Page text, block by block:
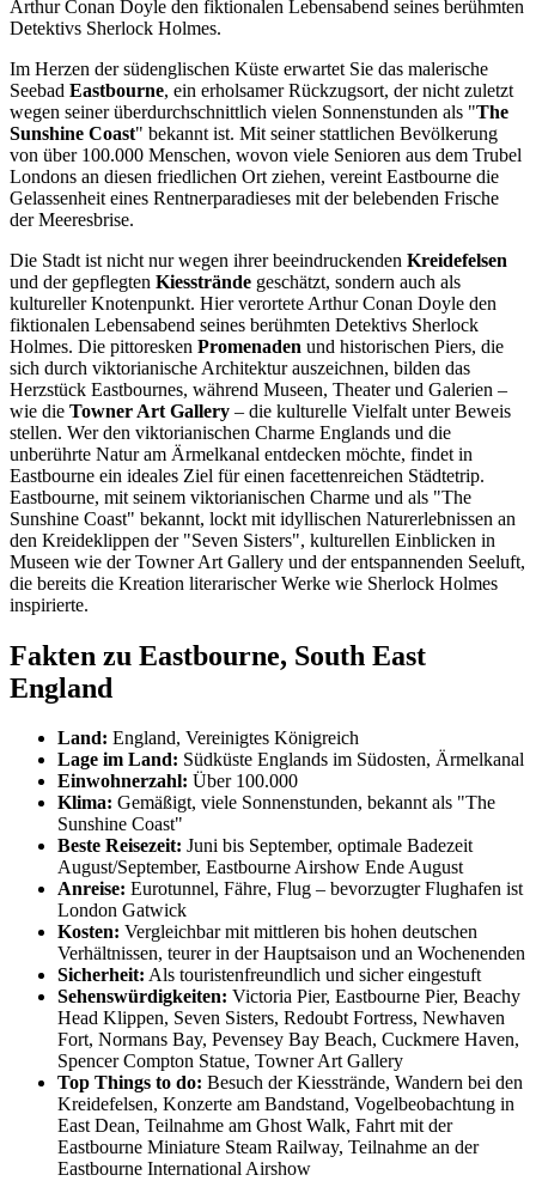
Arthur Conan Doyle den fiktionalen Lebensabend seines berühmten
Detektivs Sherlock Holmes.
Im Herzen der südenglischen Küste erwartet Sie das malerische
Seebad Eastbourne, ein erholsamer Rückzugsort, der nicht zuletzt
wegen seiner überdurchschnittlich vielen Sonnenstunden als "The
Sunshine Coast" bekannt ist. Mit seiner stattlichen Bevölkerung
von über 100.000 Menschen, wovon viele Senioren aus dem Trubel
Londons an diesen friedlichen Ort ziehen, vereint Eastbourne die
Gelassenheit eines Rentnerparadieses mit der belebenden Frische
der Meeresbrise.
Die Stadt ist nicht nur wegen ihrer beeindruckenden Kreidefelsen
und der gepflegten Kiesstrände geschätzt, sondern auch als
kultureller Knotenpunkt. Hier verortete Arthur Conan Doyle den
fiktionalen Lebensabend seines berühmten Detektivs Sherlock
Holmes. Die pittoresken Promenaden und historischen Piers, die
sich durch viktorianische Architektur auszeichnen, bilden das
Herzstück Eastbournes, während Museen, Theater und Galerien –
wie die Towner Art Gallery – die kulturelle Vielfalt unter Beweis
stellen. Wer den viktorianischen Charme Englands und die
unberührte Natur am Ärmelkanal entdecken möchte, findet in
Eastbourne ein ideales Ziel für einen facettenreichen Städtetrip.
Eastbourne, mit seinem viktorianischen Charme und als "The
Sunshine Coast" bekannt, lockt mit idyllischen Naturerlebnissen an
den Kreideklippen der "Seven Sisters", kulturellen Einblicken in
Museen wie der Towner Art Gallery und der entspannenden Seeluft,
die bereits die Kreation literarischer Werke wie Sherlock Holmes
inspirierte.
Fakten zu Eastbourne, South East
England
Land: England, Vereinigtes Königreich
Lage im Land: Südküste Englands im Südosten, Ärmelkanal
Einwohnerzahl: Über 100.000
Klima: Gemäßigt, viele Sonnenstunden, bekannt als "The
Sunshine Coast"
Beste Reisezeit: Juni bis September, optimale Badezeit
August/September, Eastbourne Airshow Ende August
Anreise: Eurotunnel, Fähre, Flug – bevorzugter Flughafen ist
London Gatwick
Kosten: Vergleichbar mit mittleren bis hohen deutschen
Verhältnissen, teurer in der Hauptsaison und an Wochenenden
Sicherheit: Als touristenfreundlich und sicher eingestuft
Sehenswürdigkeiten: Victoria Pier, Eastbourne Pier, Beachy
Head Klippen, Seven Sisters, Redoubt Fortress, Newhaven
Fort, Normans Bay, Pevensey Bay Beach, Cuckmere Haven,
Spencer Compton Statue, Towner Art Gallery
Top Things to do: Besuch der Kiesstrände, Wandern bei den
Kreidefelsen, Konzerte am Bandstand, Vogelbeobachtung in
East Dean, Teilnahme am Ghost Walk, Fahrt mit der
Eastbourne Miniature Steam Railway, Teilnahme an der
Eastbourne International Airshow